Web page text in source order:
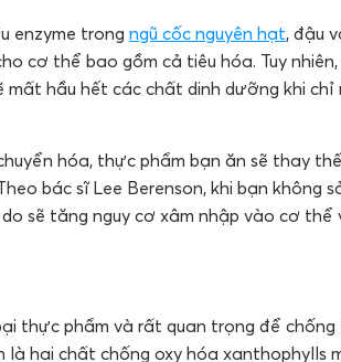
enzyme trong ngũ cốc nguyên hạt, đậu
cơ thể bao gồm cả tiêu hóa. Tuy
hầu hết các chất dinh dưỡng khi chỉ
hóa, thực phẩm bạn ăn sẽ thay
bác sĩ Lee Berenson, khi bạn không
sẽ tăng nguy cơ xâm nhập vào cơ thể
thực phẩm và rất quan trọng để
hai chất chống oxy hóa xanthophylls